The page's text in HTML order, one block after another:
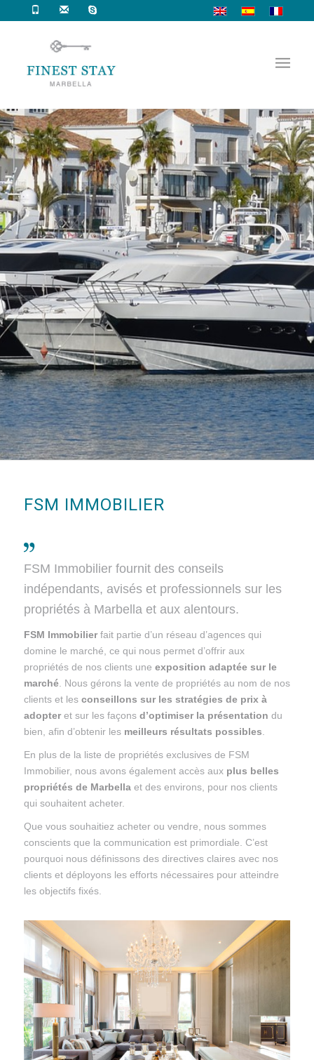
FSM IMMOBILIER
FSM Immobilier fournit des conseils
indépendants, avisés et professionnels sur les
propriétés à Marbella et aux alentours.
FSM Immobilierfait partie d’un réseau d’agences qui
domine le marché, ce qui nous permet d’offrir aux
propriétés de nos clients une exposition adaptée sur le
marché. Nous gérons la vente de propriétés au nom de nos
clients et les conseillons sur les stratégies de prix à
adopteret sur les façons d’optimiser la présentation du
bien, afin d’obtenir les meilleurs résultats possibles
En plus de la liste de propriétés exclusives de FSM
Immobilier, nous avons également accès aux plus belles
propriétés de Marbellaet des environs, pour nos clients
qui souhaitent acheter.
Que vous souhaitiez acheter ou vendre, nous sommes
conscients que la communication est primordiale. C’est
pourquoi nous définissons des directives claires avec nos
clients et déployons les efforts nécessaires pour atteindre
les objectifs fixés.